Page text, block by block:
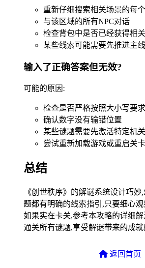
重新仔细搜索相关场景的每
与该区域的所有NPC对话
检查背包中是否已经获得相
某些线索可能需要先推进主
输入了正确答案但无效?
可能的原因:
检查是否严格按照大小写要
确认数字没有输错位置
某些谜题需要先激活特定机
尝试重新加载游戏或重启关卡
总结
《创世秩序》的解谜系统设计巧
题都有明确的线索指引,只要细心观
如果实在卡关,参考本攻略的详细解
通关所有谜题,享受解谜带来的成就
返回首页